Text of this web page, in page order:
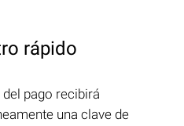
rápido
del pago recibirá
una clave de